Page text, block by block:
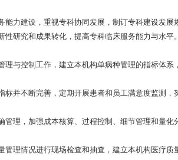
建设，重视专科协同发展，制订专科建设发展
研究和成果转化，提高专科临床服务能力与水平。
控制工作，建立本机构单病种管理的指标体系
不断完善，定期开展患者和员工满意度监测，
，加强成本核算、过程控制、细节管理和量化
情况进行现场检查和抽查，建立本机构医疗质